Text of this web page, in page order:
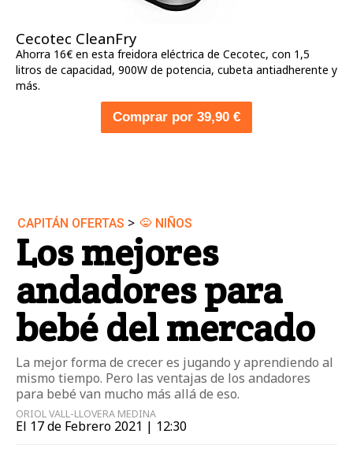
Cecotec CleanFry
Ahorra 16€ en esta freidora eléctrica de Cecotec, con 1,5
litros de capacidad, 900W de potencia, cubeta antiadherente y
más.
Comprar por 39,90 €
CAPITÁN OFERTAS > NIÑOS
Los mejores
andadores para
bebé del mercado
La mejor forma de crecer es jugando y aprendiendo al
mismo tiempo. Pero las ventajas de los andadores
para bebé van mucho más allá de eso.
ORIOL VALL-LLOVERA MEDINA
El 17 de Febrero 2021 | 12:30